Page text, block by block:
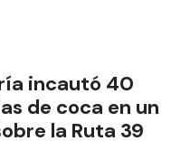
incautó 40
de coca en un
la Ruta 39